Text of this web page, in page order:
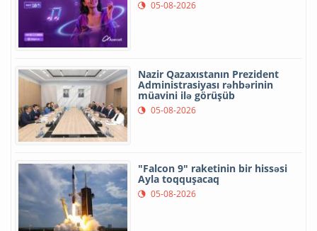
05-08-2026
Nazir Qazaxıstanın Prezident
Administrasiyası rəhbərinin
müavini ilə görüşüb
05-08-2026
"Falcon 9" raketinin bir hissəsi
Ayla toqquşacaq
05-08-2026